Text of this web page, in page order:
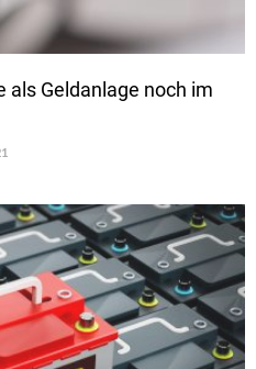
als Geldanlage noch im